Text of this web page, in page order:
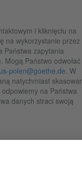
i kliknięciu na
na wykorzystanie przez
Państwa zapytania
Mogą Państwo odwołać
polen@goethe.de . W
natychmiast
na Państwa
danych straci swoją